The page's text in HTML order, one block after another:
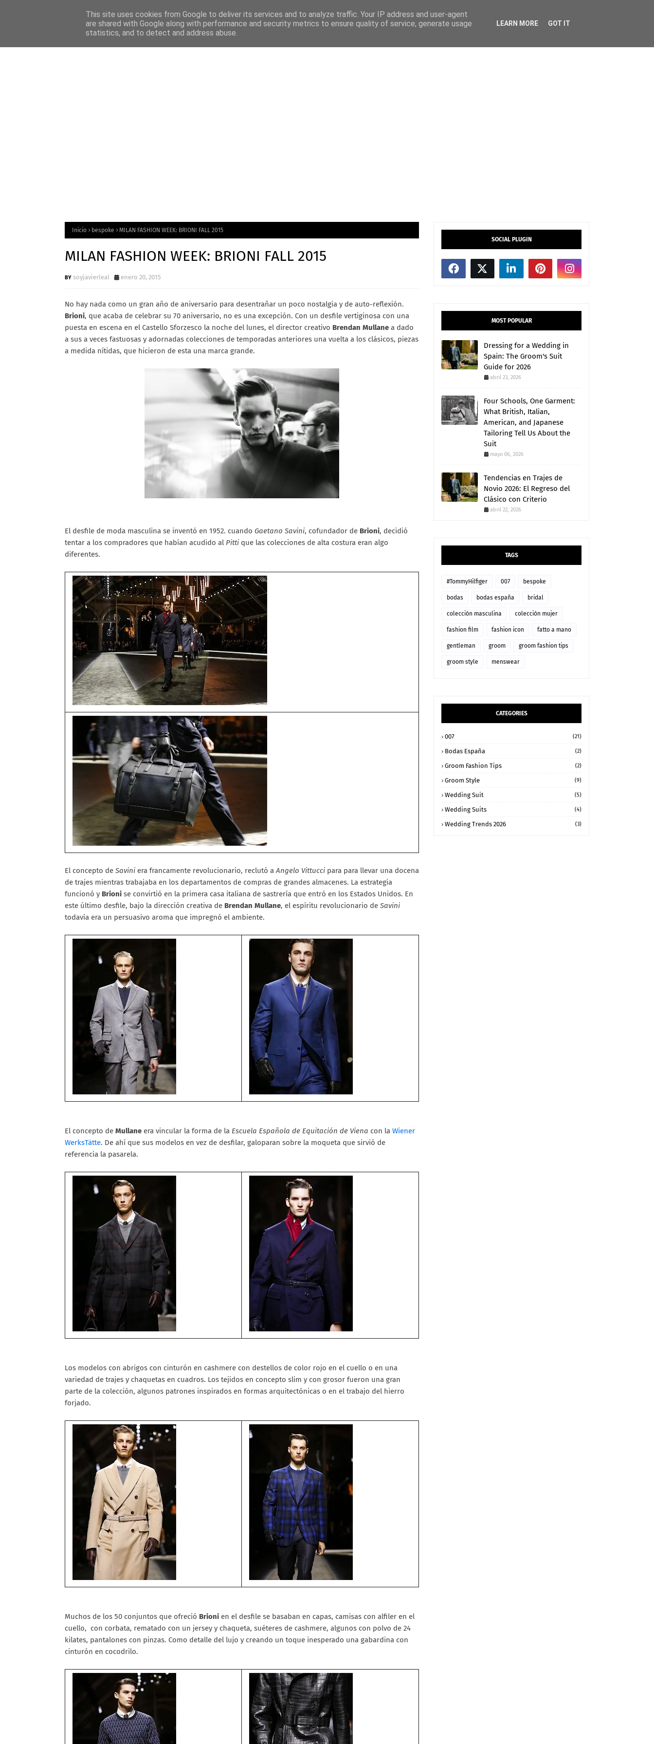
Home Features Menciones Mega Menu
Inicio bespoke MILAN FASHION WEEK: BRIONI FALL 2015
MILAN FASHION WEEK: BRIONI FALL 2015
soyjavierleal enero 20, 2015
No hay nada como un gran año de aniversario para desentrañar un poco nostalgia y de auto-reflexión.
Brioni, que acaba de celebrar su 70 aniversario, no es una excepción. Con un desfile vertiginosa con una
puesta en escena en el Castello Sforzesco la noche del lunes, el director creativo Brendan Mullane a dado
a sus a veces fastuosas y adornadas colecciones de temporadas anteriores una vuelta a los clásicos, piezas
a medida nítidas, que hicieron de esta una marca grande.
El desfile de moda masculina se inventó en 1952. cuando Gaetano Savini, cofundador de Brioni, decidió
tentar a los compradores que habían acudido al Pitti que las colecciones de alta costura eran algo
diferentes.
El concepto de Savini era francamente revolucionario, reclutó aAngelo Vittucci para para llevar una docena
de trajes mientras trabajaba en los departamentos de compras de grandes almacenes. La estrategia
funcionó y Brioni se convirtió en la primera casa italiana de sastrería que entró en los Estados Unidos. En
este último desfile, bajo la dirección creativa de Brendan Mullane, el espíritu revolucionario de Savini
todavía era un persuasivo aroma que impregnó el ambiente.
El concepto de Mullane era vincular la forma de la Escuela Española de Equitación de Viena con la Wiener
WerksTätte. De ahí que sus modelos en vez de desfilar, galoparan sobre la moqueta que sirvió de
referencia la pasarela.
Los modelos con abrigos con cinturón en cashmere con destellos de color rojo en el cuello o en una
variedad de trajes y chaquetas en cuadros. Los tejidos en concepto slim y con grosor fueron una gran
parte de la colección, algunos patrones inspirados en formas arquitectónicas o en el trabajo del hierro
forjado.
Muchos de los 50 conjuntos que ofreció Brioni en el desfile se basaban en capas, camisas con alfiler en el
cuello, con corbata, rematado con un jersey y chaqueta, suéteres de cashmere, algunos con polvo de 24
kilates, pantalones con pinzas. Como detalle del lujo y creando un toque inesperado una gabardina con
cinturón en cocodrilo.
SOCIAL PLUGIN
MOST POPULAR
Dressing for a Wedding in
Spain: The Groom's Suit
Guide for 2026
abril 23, 2026
Four Schools, One Garment:
What British, Italian,
American, and Japanese
Tailoring Tell Us About the
Suit
mayo 06, 2026
Tendencias en Trajes de
Novio 2026: El Regreso del
Clásico con Criterio
abril 22, 2026
TAGS
#TommyHilfiger 007 bespoke
bodas bodas españa bridal
colección masculina colección mujer
fashion film fashion icon fatto a mano
gentleman groom groom fashion tips
groom style menswear
CATEGORIES
007 (21)
Bodas España (2)
Groom Fashion Tips (2)
Groom Style (9)
Wedding Suit (5)
Wedding Suits (4)
Wedding Trends 2026 (3)
This site uses cookies from Google to deliver its services and to analyze traffic. Your IP address and user-agent
are shared with Google along with performance and security metrics to ensure quality of service, generate usage
statistics, and to detect and address abuse.
LEARN MORE GOT IT